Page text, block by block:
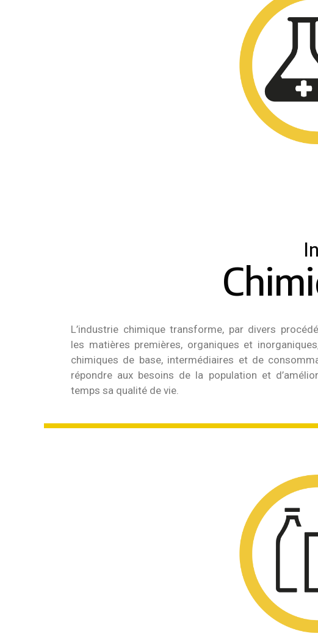
L’industrie chimique transforme, par divers
les matières premières, organiques et
chimiques de base, intermédiaires et de
répondre aux besoins de la population et
temps sa qualité de vie.